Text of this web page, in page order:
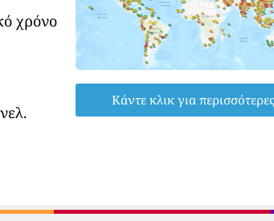
χρόνο
Κάντε κλικ για